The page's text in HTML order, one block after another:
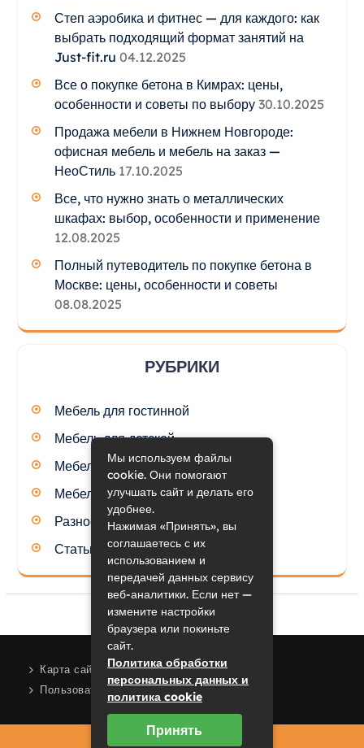
Степ аэробика и фитнес — для каждого: как
выбрать подходящий формат занятий на
Just-fit.ru 04.12.2025
Все о покупке бетона в Кимрах: цены,
особенности и советы по выбору 30.10.2025
Продажа мебели в Нижнем Новгороде:
офисная мебель и мебель на заказ —
НеоСтиль 17.10.2025
Все, что нужно знать о металлических
шкафах: выбор, особенности и применение
12.08.2025
Полный путеводитель по покупке бетона в
Москве: цены, особенности и советы
08.08.2025
РУБРИКИ
Мебель для гостинной
Мебель для детской
Мебель для кухни
Мебель для спальни
Разное
Статьи
Карта сайта
Пользовательское соглашение
Мы используем файлы
cookie. Они помогают
улучшать сайт и делать его
удобнее.
Нажимая «Принять», вы
соглашаетесь с их
использованием и
передачей данных сервису
веб-аналитики. Если нет —
измените настройки
браузера или покиньте
сайт.
Политика обработки
персональных данных и
политика cookie
Принять